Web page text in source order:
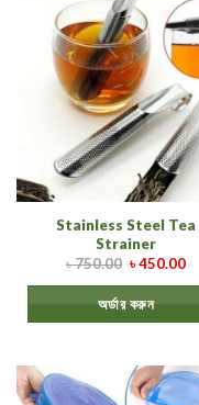
Stainless Steel Tea
Strainer
৳750.00 ৳450.00
অর্ডার করুন